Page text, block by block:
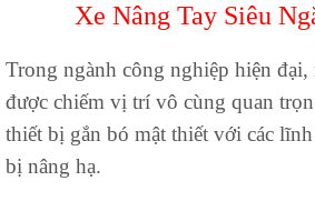
Xe Nâng Tay Siêu
Trong ngành công nghiệp hiện
được chiếm vị trí vô cùng quan
thiết bị gắn bó mật thiết với các
bị nâng hạ.